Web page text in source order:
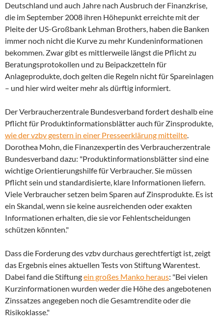
Deutschland und auch Jahre nach Ausbruch der Finanzkrise,
die im September 2008 ihren Höhepunkt erreichte mit der
Pleite der US-Großbank Lehman Brothers, haben die Banken
immer noch nicht die Kurve zu mehr Kundeninformationen
bekommen. Zwar gibt es mittlerweile längst die Pflicht zu
Beratungsprotokollen und zu Beipackzetteln für
Anlageprodukte, doch gelten die Regeln nicht für Spareinlagen
– und hier wird weiter mehr als dürftig informiert.
Der Verbraucherzentrale Bundesverband fordert deshalb eine
Pflicht für Produktinformationsblätter auch für Zinsprodukte,
wie der vzbv gestern in einer Presseerklärung mitteilte.
Dorothea Mohn, die Finanzexpertin des Verbraucherzentrale
Bundesverband dazu: "Produktinformationsblätter sind eine
wichtige Orientierungshilfe für Verbraucher. Sie müssen
Pflicht sein und standardisierte, klare Informationen liefern.
Viele Verbraucher setzen beim Sparen auf Zinsprodukte. Es ist
ein Skandal, wenn sie keine ausreichenden oder exakten
Informationen erhalten, die sie vor Fehlentscheidungen
schützen könnten."
Dass die Forderung des vzbv durchaus gerechtfertigt ist, zeigt
das Ergebnis eines aktuellen Tests von Stiftung Warentest.
Dabei fand die Stiftungein großes Manko heraus: "Bei vielen
Kurzinformationen wurden weder die Höhe des angebotenen
Zinssatzes angegeben noch die Gesamtrendite oder die
Risikoklasse."